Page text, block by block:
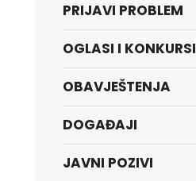
PRIJAVI PROBLEM
OGLASI I KONKURSI
OBAVJEŠTENJA
DOGAĐAJI
JAVNI POZIVI